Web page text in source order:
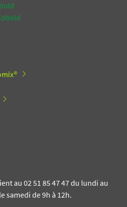
au 02 51 85 47 47 du lundi au
samedi de 9h à 12h.